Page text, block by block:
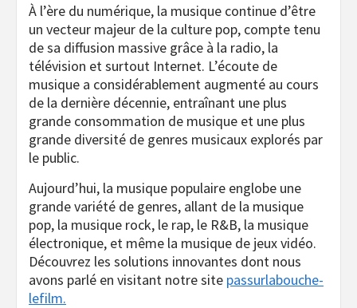
À l’ère du numérique, la musique continue d’être
un vecteur majeur de la culture pop, compte tenu
de sa diffusion massive grâce à la radio, la
télévision et surtout Internet. L’écoute de
musique a considérablement augmenté au cours
de la dernière décennie, entraînant une plus
grande consommation de musique et une plus
grande diversité de genres musicaux explorés par
le public.
Aujourd’hui, la musique populaire englobe une
grande variété de genres, allant de la musique
pop, la musique rock, le rap, le R&B, la musique
électronique, et même la musique de jeux vidéo.
Découvrez les solutions innovantes dont nous
avons parlé en visitant notre site passurlabouche-
lefilm.